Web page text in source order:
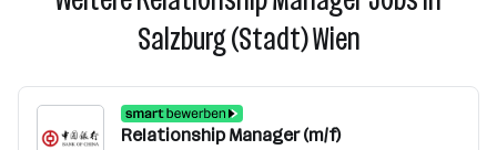
Salzburg (Stadt) Wien
Relationship Manager (m/f)